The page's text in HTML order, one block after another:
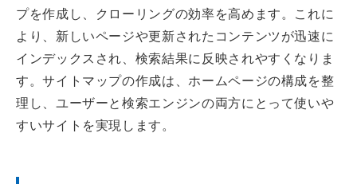
プを作成し、クローリングの効率を高めます。これに
より、新しいページや更新されたコンテンツが迅速に
インデックスされ、検索結果に反映されやすくなりま
す。サイトマップの作成は、ホームページの構成を整
理し、ユーザーと検索エンジンの両方にとって使いや
すいサイトを実現します。